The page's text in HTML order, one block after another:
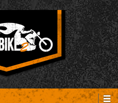
et custom, boutique, pièces
Rambouillet